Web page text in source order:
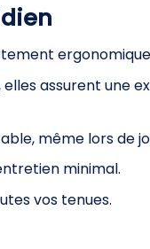
elles assurent une
même lors de
minimal.
vos tenues.